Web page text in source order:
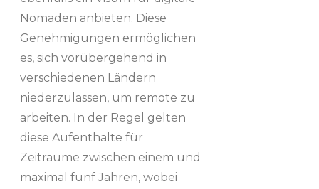
Nomaden anbieten. Diese
Genehmigungen ermöglichen
es, sich vorübergehend in
verschiedenen Ländern
niederzulassen, um remote zu
arbeiten. In der Regel gelten
diese Aufenthalte für
Zeiträume zwischen einem und
maximal fünf Jahren, wobei